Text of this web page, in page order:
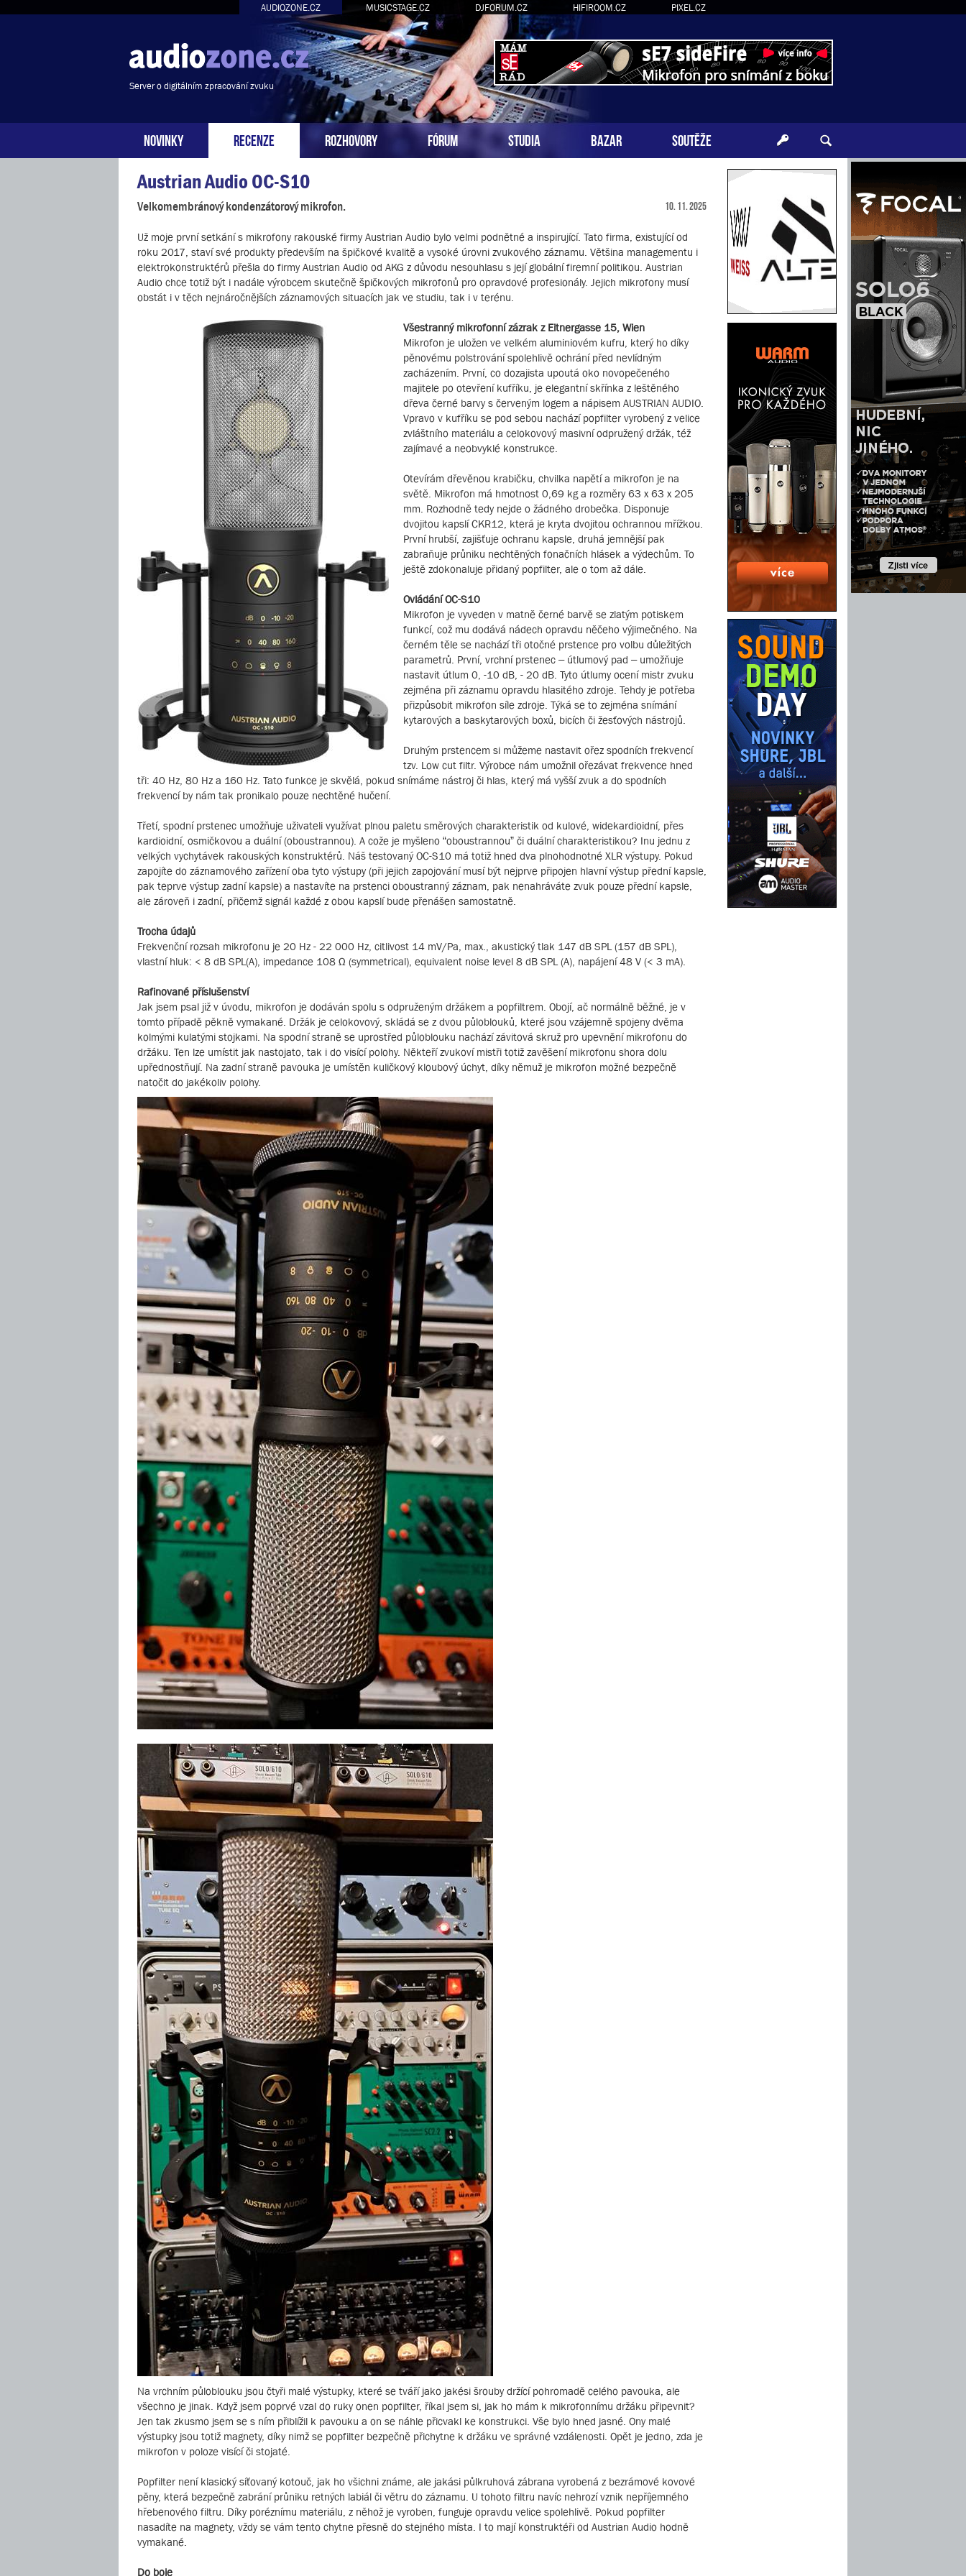
AUDIOZONE.CZ MUSICSTAGE.CZ DJFORUM.CZ HIFIROOM.CZ PIXEL.CZ
Server o digitálním zpracování zvuku
NOVINKY RECENZE ROZHOVORY FÓRUM STUDIA BAZAR SOUTĚŽE
Austrian Audio OC-S10
Velkomembránový kondenzátorový mikrofon. 10. 11. 2025
Už moje první setkání s mikrofony rakouské firmy Austrian Audio bylo velmi podnětné a inspirující. Tato firma, existující od
roku 2017, staví své produkty především na špičkové kvalitě a vysoké úrovni zvukového záznamu. Většina managementu i
elektrokonstruktérů přešla do firmy Austrian Audio od AKG z důvodu nesouhlasu s její globální firemní politikou. Austrian
Audio chce totiž být i nadále výrobcem skutečně špičkových mikrofonů pro opravdové profesionály. Jejich mikrofony musí
obstát i v těch nejnáročnějších záznamových situacích jak ve studiu, tak i v terénu.
Všestranný mikrofonní zázrak z Eitnergasse 15, Wien
Mikrofon je uložen ve velkém aluminiovém kufru, který ho díky
pěnovému polstrování spolehlivě ochrání před nevlídným
zacházením. První, co dozajista upoutá oko novopečeného
majitele po otevření kufříku, je elegantní skřínka z leštěného
dřeva černé barvy s červeným logem a nápisem AUSTRIAN AUDIO.
Vpravo v kufříku se pod sebou nachází popfilter vyrobený z velice
zvláštního materiálu a celokovový masivní odpružený držák, též
zajímavé a neobvyklé konstrukce.
Otevírám dřevěnou krabičku, chvilka napětí a mikrofon je na
světě. Mikrofon má hmotnost 0,69 kg a rozměry 63 x 63 x 205
mm. Rozhodně tedy nejde o žádného drobečka. Disponuje
dvojitou kapslí CKR12, která je kryta dvojitou ochrannou mřížkou.
První hrubší, zajišťuje ochranu kapsle, druhá jemnější pak
zabraňuje průniku nechtěných fonačních hlásek a výdechům. To
ještě zdokonaluje přidaný popfilter, ale o tom až dále.
Ovládání OC-S10
Mikrofon je vyveden v matně černé barvě se zlatým potiskem
funkcí, což mu dodává nádech opravdu něčeho výjimečného. Na
černém těle se nachází tři otočné prstence pro volbu důležitých
parametrů. První, vrchní prstenec – útlumový pad – umožňuje
nastavit útlum 0, -10 dB, - 20 dB. Tyto útlumy ocení mistr zvuku
zejména při záznamu opravdu hlasitého zdroje. Tehdy je potřeba
přizpůsobit mikrofon síle zdroje. Týká se to zejména snímání
kytarových a baskytarových boxů, bicích či žesťových nástrojů.
Druhým prstencem si můžeme nastavit ořez spodních frekvencí
tzv. Low cut filtr. Výrobce nám umožnil ořezávat frekvence hned
tři: 40 Hz, 80 Hz a 160 Hz. Tato funkce je skvělá, pokud snímáme nástroj či hlas, který má vyšší zvuk a do spodních
frekvencí by nám tak pronikalo pouze nechtěné hučení.
Třetí, spodní prstenec umožňuje uživateli využívat plnou paletu směrových charakteristik od kulové, widekardioidní, přes
kardioidní, osmičkovou a duální (oboustrannou). A cože je myšleno “oboustrannou” či duální charakteristikou? Inu jednu z
velkých vychytávek rakouských konstruktérů. Náš testovaný OC-S10 má totiž hned dva plnohodnotné XLR výstupy. Pokud
zapojíte do záznamového zařízení oba tyto výstupy (při jejich zapojování musí být nejprve připojen hlavní výstup přední kapsle,
pak teprve výstup zadní kapsle) a nastavíte na prstenci oboustranný záznam, pak nenahráváte zvuk pouze přední kapsle,
ale zároveň i zadní, přičemž signál každé z obou kapslí bude přenášen samostatně.
Trocha údajů
Frekvenční rozsah mikrofonu je 20 Hz - 22 000 Hz, citlivost 14 mV/Pa, max., akustický tlak 147 dB SPL (157 dB SPL),
vlastní hluk: < 8 dB SPL(A), impedance 108 Ω (symmetrical), equivalent noise level 8 dB SPL (A), napájení 48 V (< 3 mA).
Rafinované příslušenství
Jak jsem psal již v úvodu, mikrofon je dodáván spolu s odpruženým držákem a popfiltrem. Obojí, ač normálně běžné, je v
tomto případě pěkně vymakané. Držák je celokovový, skládá se z dvou půloblouků, které jsou vzájemně spojeny dvěma
kolmými kulatými stojkami. Na spodní straně se uprostřed půloblouku nachází závitová skruž pro upevnění mikrofonu do
držáku. Ten lze umístit jak nastojato, tak i do visící polohy. Někteří zvukoví mistři totiž zavěšení mikrofonu shora dolu
upřednostňují. Na zadní straně pavouka je umístěn kuličkový kloubový úchyt, díky němuž je mikrofon možné bezpečně
natočit do jakékoliv polohy.
Na vrchním půloblouku jsou čtyři malé výstupky, které se tváří jako jakési šrouby držící pohromadě celého pavouka, ale
všechno je jinak. Když jsem poprvé vzal do ruky onen popfilter, říkal jsem si, jak ho mám k mikrofonnímu držáku připevnit?
Jen tak zkusmo jsem se s ním přiblížil k pavouku a on se náhle přicvakl ke konstrukci. Vše bylo hned jasné. Ony malé
výstupky jsou totiž magnety, díky nimž se popfilter bezpečně přichytne k držáku ve správné vzdálenosti. Opět je jedno, zda je
mikrofon v poloze visící či stojaté.
Popfilter není klasický síťovaný kotouč, jak ho všichni známe, ale jakási půlkruhová zábrana vyrobená z bezrámové kovové
pěny, která bezpečně zabrání průniku retných labiál či větru do záznamu. U tohoto filtru navíc nehrozí vznik nepříjemného
hřebenového filtru. Díky poréznímu materiálu, z něhož je vyroben, funguje opravdu velice spolehlivě. Pokud popfilter
nasadíte na magnety, vždy se vám tento chytne přesně do stejného místa. I to mají konstruktéři od Austrian Audio hodně
vymakané.
Do boje